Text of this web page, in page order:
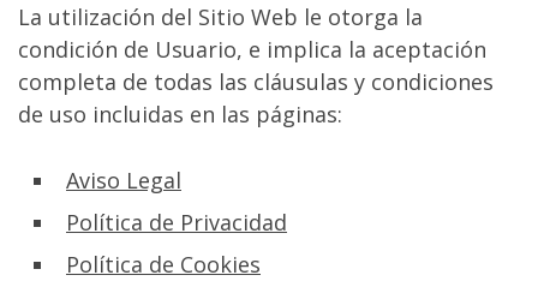
La utilización del Sitio Web le otorga la
condición de Usuario, e implica la aceptación
completa de todas las cláusulas y condiciones
de uso incluidas en las páginas:
Aviso Legal
Política de Privacidad
Política de Cookies